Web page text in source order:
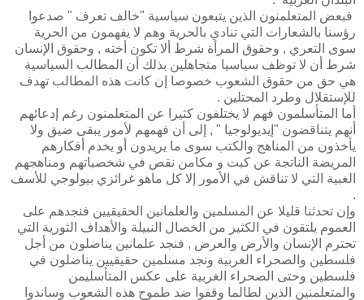
فبعض المتعلمنون الذين يتبعون سياسية "خالف تعرف " صدعوا
رؤسنا بالشعارات التي تنادي بالحرية وهم لا يفهمون من الحرية
سوى التعري , وحقوق المرأة شرط ألا تكون أخته , وحقوق الإنسان
شرط أن لا توظف سياسيا متجاهلين بذلك أن المطالب السياسية
هي حق من حقوق الشعوب خصوصا إن كانت هذه المطالب تهدف
للإستقلال وطرد المحتلين .
أما المتأسلمون فهم لا يختلفون كثيرا عن المتعلمنون رغم إدعائهم
أنهم يتناقضون "إيديولوجيا " , إلى أن فهمهم لأمور يبقى ضيق ولا
يأخذون من المناهج والكتب سوى ما يريدون أو يخدم أفكارهم
المريضة الناتجة عن كبت و مكامن نقص في شخصياتهم ومناهجهم
الغبية التي لا تناقش في الأمور إلا كل ماهو غرائزي بيولوجي للأسف
.
وإن تحدثنا قليلا عن المسلمين والعلمانين الحقيقيين فنجدهم على
العموم يلتقون في الكثير من الخصال النبيلة والأهداف الثورية التي
تحترم الإنسان والأرض والعرض , فنجد علمانين يناضلون من أجل
فلسطين والصحراء الغربية ونجد مسلمين حقيقيين يناضلون في
فلسطين وحتى الصحراء الغربية على عكس المتأسليمن
والمتعلمنين الذين لطالما وقفوا ضد طموح هذه الشعوب وساندوا